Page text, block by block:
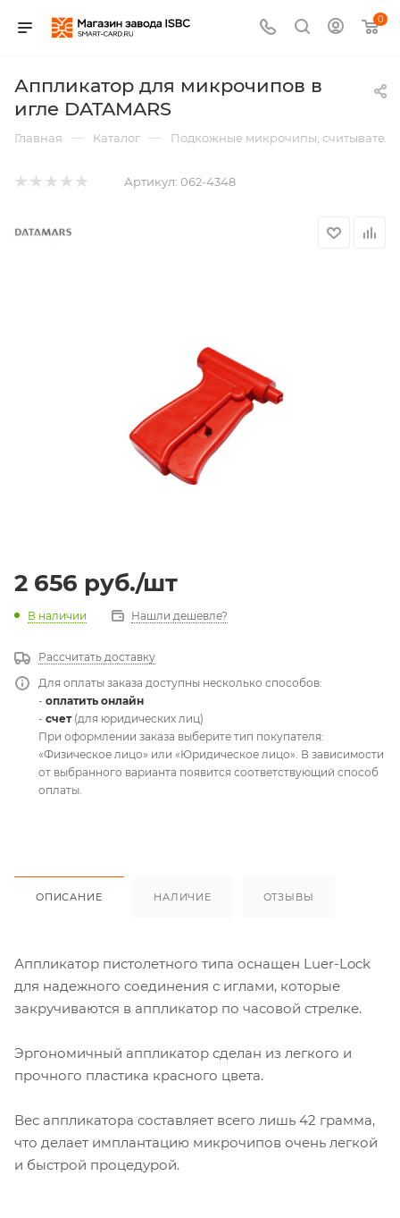
0
Аппликатор для микрочипов в
игле DATAMARS
Главная — Каталог — Подкожные микрочипы,
Артикул: 062-4348
2 656 руб./шт
В наличии Нашли дешевле?
Рассчитать доставку
Для оплаты заказа доступны несколько способов:
- оплатить онлайн
- счет(для юридических лиц)
При оформлении заказа выберите тип покупателя:
«Физическое лицо» или «Юридическое лицо». В зависимости
от выбранного варианта появится соответствующий способ
оплаты.
ОПИСАНИЕ НАЛИЧИЕ ОТЗЫВЫ
Аппликатор пистолетного типа оснащен Luer-Lock
для надежного соединения с иглами, которые
закручиваются в аппликатор по часовой стрелке.
Эргономичный аппликатор сделан из легкого и
прочного пластика красного цвета.
Вес аппликатора составляет всего лишь 42 грамма,
что делает имплантацию микрочипов очень легкой
и быстрой процедурой.